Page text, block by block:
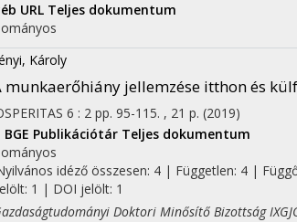
URL Teljes dokumentum
Károly
munkaerőhiány jellemzése itthon és
6 : 2 pp. 95-115. , 21 p. (2019)
BGE Publikációtár Teljes dokumentum
idéző összesen: 4| Független: 4 |
1 | DOI jelölt: 1
Doktori Minősítő Bizottság